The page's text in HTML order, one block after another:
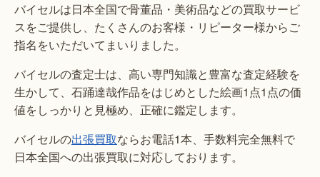
バイセルは日本全国で骨董品・美術品などの買取サービ
スをご提供し、たくさんのお客様・リピーター様からご
指名をいただいてまいりました。
バイセルの査定士は、高い専門知識と豊富な査定経験を
生かして、石踊達哉作品をはじめとした絵画1点1点の価
値をしっかりと見極め、正確に鑑定します。
バイセルの出張買取ならお電話1本、手数料完全無料で
日本全国への出張買取に対応しております。